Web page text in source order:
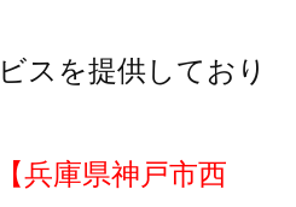
スを提供しており
【兵庫県神戸市西